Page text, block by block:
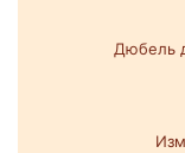
Дюбель